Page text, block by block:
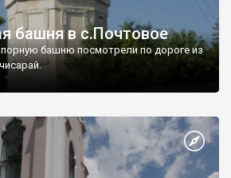
башня в с.Почтовое
башню посмотрели по дороге из